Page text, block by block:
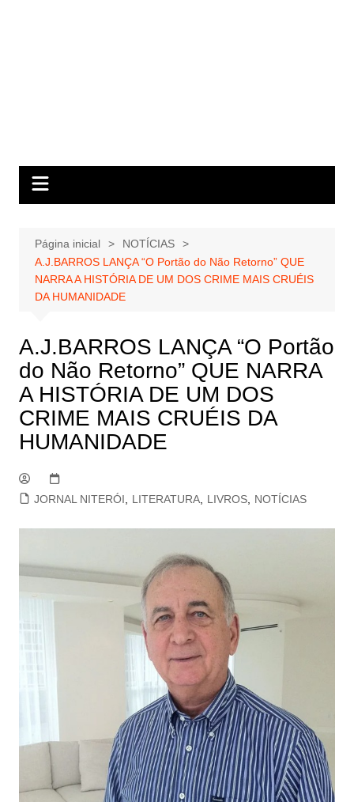
Página inicial
NOTÍCIAS
A.J.BARROS LANÇA “O Portão do Não Retorno” QUE
NARRA A HISTÓRIA DE UM DOS CRIME MAIS CRUÉIS
DA HUMANIDADE
A.J.BARROS LANÇA “O Portão
do Não Retorno” QUE NARRA
A HISTÓRIA DE UM DOS
CRIME MAIS CRUÉIS DA
HUMANIDADE
JORNAL NITERÓI LITERATURA, LIVROS, NOTÍCIAS